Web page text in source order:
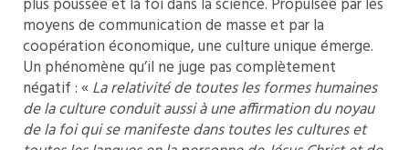
plus poussée et la foi dans la science. Propulsée par les
moyens de communication de masse et par la
coopération économique, une culture unique émerge.
Un phénomène qu’il ne juge pas complètement
négatif : «La relativité de toutes les formes humaines
de la culture conduit aussi à une affirmation du noyau
de la foi qui se manifeste dans toutes les cultures et